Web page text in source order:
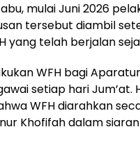
mulai Juni 2026
tersebut diambil
yang telah berjalan
WFH bagi
setiap hari Jum’at.
WFH diarahkan
Khofifah dalam